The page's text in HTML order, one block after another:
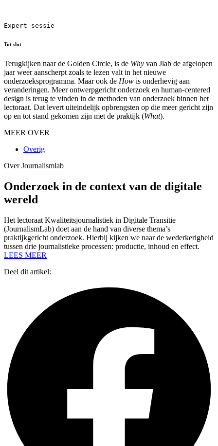
Expert sessie
Tot slot
Terugkijken naar de Golden Circle, is de Why van Jlab de afgelopen
jaar weer aanscherpt zoals te lezen valt in het nieuwe
onderzoeksprogramma. Maar ook de How is onderhevig aan
veranderingen. Meer ontwerpgericht onderzoek en human-centered
design is terug te vinden in de methoden van onderzoek binnen het
lectoraat. Dat levert uiteindelijk opbrengsten op die meer gericht zijn
op en tot stand gekomen zijn met de praktijk (What).
MEER OVER
Overig
Over Journalismlab
Onderzoek in de context van de digitale
wereld
Het lectoraat Kwaliteitsjournalistiek in Digitale Transitie
(JournalismLab) doet aan de hand van diverse thema’s
praktijkgericht onderzoek. Hierbij kijken we naar de wederkerigheid
tussen drie journalistieke processen: productie, inhoud en effect.
LEES MEER
Deel dit artikel: